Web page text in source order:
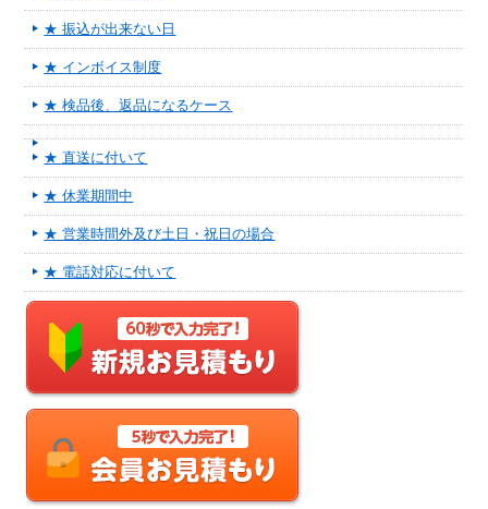
★ 振込が出来ない日
★ インボイス制度
★ 検品後、返品になるケース
★ 直送に付いて
★ 休業期間中
★ 営業時間外及び土日・祝日の場合
★ 電話対応に付いて